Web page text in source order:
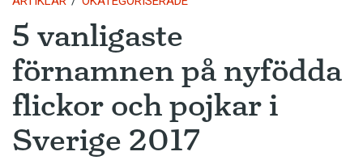
5 vanligaste
förnamnen på nyfödda
flickor och pojkar i
Sverige 2017